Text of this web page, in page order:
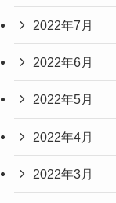
2022年7月
2022年6月
2022年5月
2022年4月
2022年3月